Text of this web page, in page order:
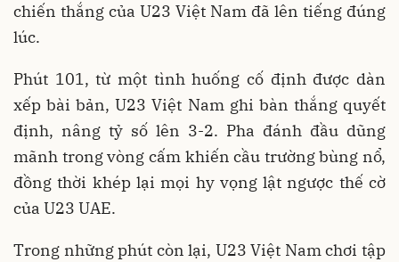
chiến thắng của U23 Việt Nam đã lên tiếng đúng
lúc.
Phút 101, từ một tình huống cố định được dàn
xếp bài bản, U23 Việt Nam ghi bàn thắng quyết
định, nâng tỷ số lên 3-2. Pha đánh đầu dũng
mãnh trong vòng cấm khiến cầu trường bùng nổ,
đồng thời khép lại mọi hy vọng lật ngược thế cờ
của U23 UAE.
Trong những phút còn lại, U23 Việt Nam chơi tập